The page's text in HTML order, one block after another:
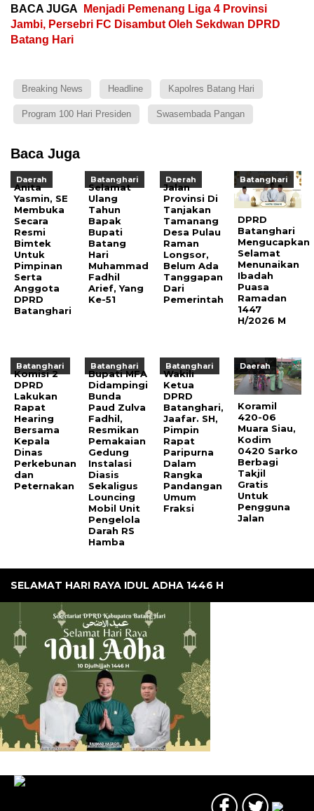
BACA JUGA
Menjadi Pemenang Liga 4 Provinsi
Jambi, Persebri FC Disambut Oleh Sekdwan DPRD
Batang Hari
Breaking News Headline Kapolres Batang Hari
Program 100 Hari Presiden Swasembada Pangan
Baca Juga
Daerah
Anita
Yasmin, SE
Membuka
Secara
Resmi
Bimtek
Untuk
Pimpinan
Serta
Anggota
DPRD
Batanghari
Batanghari
Selamat
Ulang
Tahun
Bapak
Bupati
Batang
Hari
Muhammad
Fadhil
Arief, Yang
Ke-51
Daerah
Jalan
Provinsi Di
Tanjakan
Tamanang
Desa Pulau
Raman
Longsor,
Belum Ada
Tanggapan
Dari
Pemerintah
Batanghari
DPRD
Batanghari
Mengucapkan
Selamat
Menunaikan
Ibadah
Puasa
Ramadan
1447
H/2026 M
Batanghari
Komisi 2
DPRD
Lakukan
Rapat
Hearing
Bersama
Kepala
Dinas
Perkebunan
dan
Peternakan
Batanghari
Bupati MFA
Didampingi
Bunda
Paud Zulva
Fadhil,
Resmikan
Pemakaian
Gedung
Instalasi
Diasis
Sekaligus
Louncing
Mobil Unit
Pengelola
Darah RS
Hamba
Batanghari
Wakili
Ketua
DPRD
Batanghari,
Jaafar. SH,
Pimpin
Rapat
Paripurna
Dalam
Rangka
Pandangan
Umum
Fraksi
Daerah
Koramil
420-06
Muara Siau,
Kodim
0420 Sarko
Berbagi
Takjil
Gratis
Untuk
Pengguna
Jalan
SELAMAT HARI RAYA IDUL ADHA 1446 H